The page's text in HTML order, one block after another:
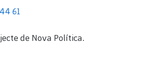
61
de Nova Política.